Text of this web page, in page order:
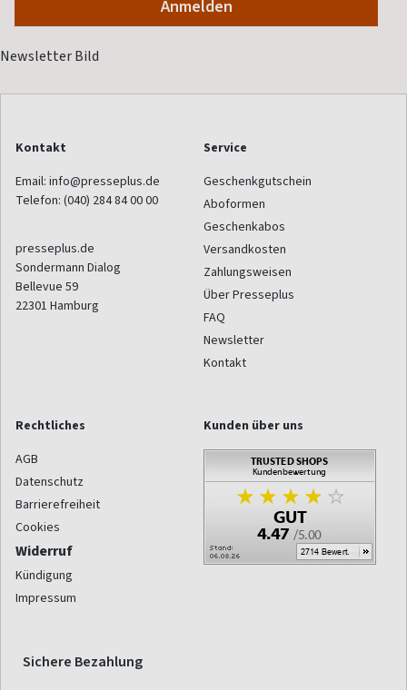
Kontakt
Email: info@presseplus.de
Telefon: (040) 284 84 00 00
presseplus.de
Sondermann Dialog
Bellevue 59
22301 Hamburg
Service
Geschenkgutschein
Aboformen
Geschenkabos
Versandkosten
Zahlungsweisen
Über Presseplus
FAQ
Newsletter
Kontakt
Rechtliches
AGB
Datenschutz
Barrierefreiheit
Cookies
Widerruf
Kündigung
Impressum
Kunden über uns
Sichere Bezahlung